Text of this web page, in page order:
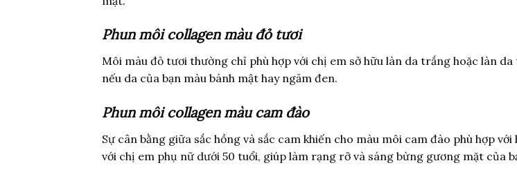
Phun môi collagen màu đỏ tươi
Môi màu đỏ tươi thường chỉ phù hợp với chị em sở hữu làn da trắng hoặc làn
nếu da của bạn màu bánh mật hay ngăm đen.
Phun môi collagen màu cam đào
Sự cân bằng giữa sắc hồng và sắc cam khiến cho màu môi cam đào phù hợp
với chị em phụ nữ dưới 50 tuổi, giúp làm rạng rỡ và sáng bừng gương mặt của